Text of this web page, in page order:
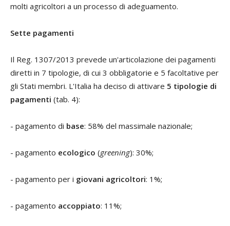
molti agricoltori a un processo di adeguamento.
Sette pagamenti
Il Reg. 1307/2013 prevede un'articolazione dei pagamenti
diretti in 7 tipologie, di cui 3 obbligatorie e 5 facoltative per
gli Stati membri. L'Italia ha deciso di attivare 5 tipologie di
pagamenti (tab. 4):
- pagamento di base: 58% del massimale nazionale;
- pagamento ecologico (greening): 30%;
- pagamento per i giovani agricoltori: 1%;
- pagamento accoppiato: 11%;